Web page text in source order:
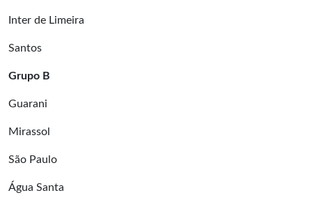
Inter de Limeira
Santos
Grupo B
Guarani
Mirassol
São Paulo
Água Santa